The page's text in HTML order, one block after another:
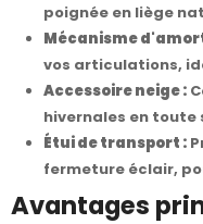
poignée en liège
Mécanisme
vos articulations,
Accessoire neige :
hivernales en toute
Étui de transport :
fermeture éclair,
Avantages